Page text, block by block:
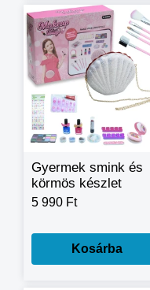
Gyermek smink és
körmös készlet
kagyló alakú
5 990 Ft
Kosárba